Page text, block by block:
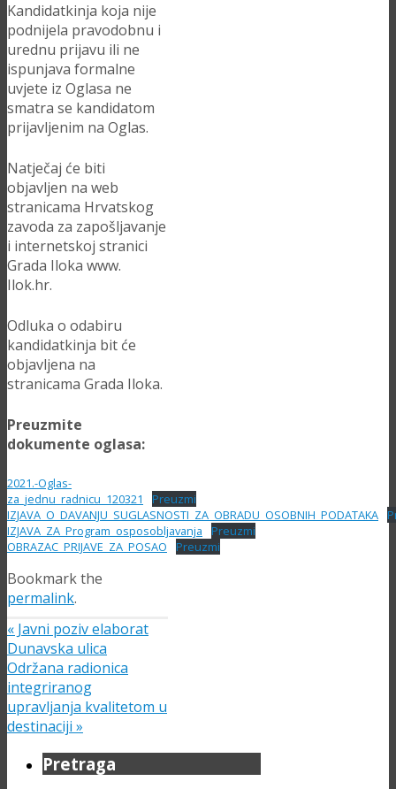
Kandidatkinja koja nije
podnijela pravodobnu i
urednu prijavu ili ne
ispunjava formalne
uvjete iz Oglasa ne
smatra se kandidatom
prijavljenim na Oglas.
Natječaj će biti
objavljen na web
stranicama Hrvatskog
zavoda za zapošljavanje
i internetskoj stranici
Grada Iloka www.
Ilok.hr.
Odluka o odabiru
kandidatkinja bit će
objavljena na
stranicama Grada Iloka.
Preuzmite
dokumente oglasa:
2021.-Oglas-
za_jednu_radnicu_120321
Preuzmi
IZJAVA_O_DAVANJU_SUGLASNOSTI_ZA_OBRADU_OSOBNIH_PODATAKA
IZJAVA_ZA_Program_osposobljavanja
Preuzmi
OBRAZAC_PRIJAVE_ZA_POSAO
Preuzmi
Bookmark the
permalink.
« Javni poziv elaborat
Dunavska ulica
Održana radionica
integriranog
upravljanja kvalitetom u
destinaciji »
Pretraga